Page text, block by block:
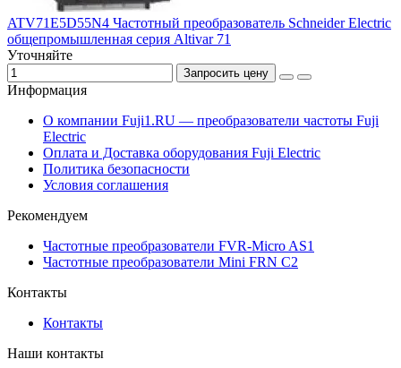
ATV71E5D55N4 Частотный преобразователь Schneider Electric
общепромышленная серия Altivar 71
Уточняйте
Запросить цену
Информация
О компании Fuji1.RU — преобразователи частоты Fuji
Electric
Оплата и Доставка оборудования Fuji Electric
Политика безопасности
Условия соглашения
Рекомендуем
Частотные преобразователи FVR-Micro AS1
Частотные преобразователи Mini FRN C2
Контакты
Контакты
Наши контакты